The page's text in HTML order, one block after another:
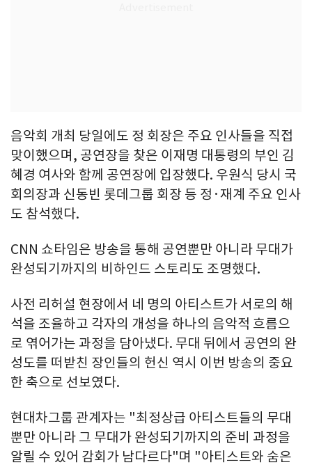
음악회 개최 당일에도 정 회장은 주요 인사들을 직접
맞이했으며, 공연장을 찾은 이재명 대통령의 부인 김
혜경 여사와 함께 공연장에 입장했다. 우원식 당시 국
회의장과 신동빈 롯데그룹 회장 등 정·재계 주요 인사
도 참석했다.
CNN 쇼타임은 방송을 통해 공연뿐만 아니라 무대가
완성되기까지의 비하인드 스토리도 조명했다.
사전 리허설 현장에서 네 명의 아티스트가 서로의 해
석을 조율하고 각자의 개성을 하나의 음악적 흐름으
로 엮어가는 과정을 담아냈다. 무대 뒤에서 공연의 완
성도를 떠받친 장인들의 헌신 역시 이번 방송의 중요
한 축으로 선보였다.
현대차그룹 관계자는 "최정상급 아티스트들의 무대
뿐만 아니라 그 무대가 완성되기까지의 준비 과정을
알릴 수 있어 감회가 남다르다"며 "아티스트와 숨은